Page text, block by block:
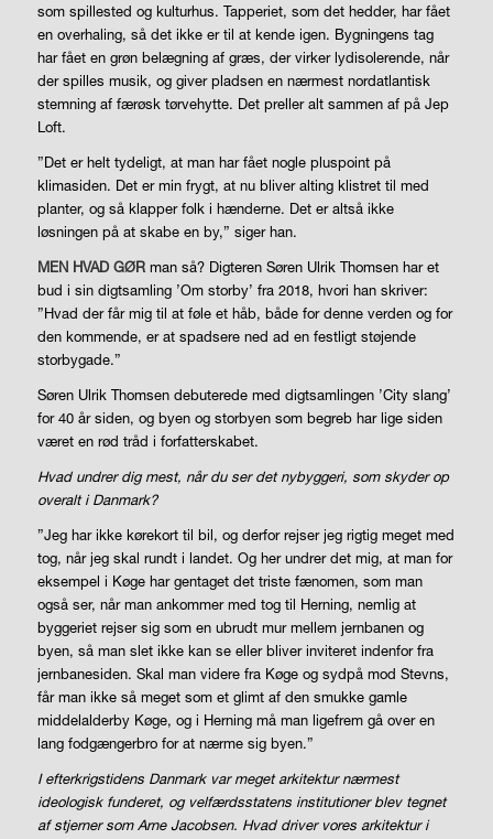
som spillested og kulturhus. Tapperiet, som det hedder, har fået
en overhaling, så det ikke er til at kende igen. Bygningens tag
har fået en grøn belægning af græs, der virker lydisolerende, når
der spilles musik, og giver pladsen en nærmest nordatlantisk
stemning af færøsk tørvehytte. Det preller alt sammen af på Jep
Loft.
”Det er helt tydeligt, at man har fået nogle pluspoint på
klimasiden. Det er min frygt, at nu bliver alting klistret til med
planter, og så klapper folk i hænderne. Det er altså ikke
løsningen på at skabe en by,” siger han.
MEN HVAD GØRman så? Digteren Søren Ulrik Thomsen har et
bud i sin digtsamling ’Om storby’ fra 2018, hvori han skriver:
”Hvad der får mig til at føle et håb, både for denne verden og for
den kommende, er at spadsere ned ad en festligt støjende
storbygade.”
Søren Ulrik Thomsen debuterede med digtsamlingen ’City slang’
for 40 år siden, og byen og storbyen som begreb har lige siden
været en rød tråd i forfatterskabet.
Hvad undrer dig mest, når du ser det nybyggeri, som skyder op
overalt i Danmark?
”Jeg har ikke kørekort til bil, og derfor rejser jeg rigtig meget med
tog, når jeg skal rundt i landet. Og her undrer det mig, at man for
eksempel i Køge har gentaget det triste fænomen, som man
også ser, når man ankommer med tog til Herning, nemlig at
byggeriet rejser sig som en ubrudt mur mellem jernbanen og
byen, så man slet ikke kan se eller bliver inviteret indenfor fra
jernbanesiden. Skal man videre fra Køge og sydpå mod Stevns,
får man ikke så meget som et glimt af den smukke gamle
middelalderby Køge, og i Herning må man ligefrem gå over en
lang fodgængerbro for at nærme sig byen.”
I efterkrigstidens Danmark var meget arkitektur nærmest
ideologisk funderet, og velfærdsstatens institutioner blev tegnet
af stjerner som Arne Jacobsen. Hvad driver vores arkitektur i